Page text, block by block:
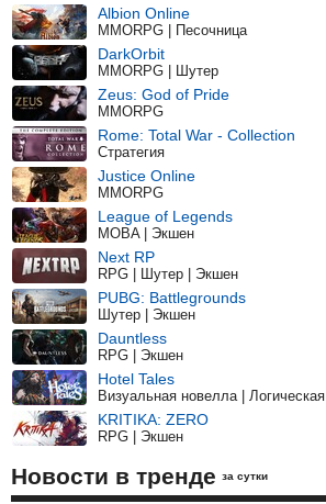
Albion Online
MMORPG | Песочница
DarkOrbit
MMORPG | Шутер
Zeus: God of Pride
MMORPG
Rome: Total War - Collection
Стратегия
Justice Online
MMORPG
League of Legends
MOBA | Экшен
Next RP
RPG | Шутер | Экшен
PUBG: Battlegrounds
Шутер | Экшен
Dauntless
RPG | Экшен
Hotel Tales
Визуальная новелла | Логическая
KRITIKA: ZERO
RPG | Экшен
Новости в тренде за сутки